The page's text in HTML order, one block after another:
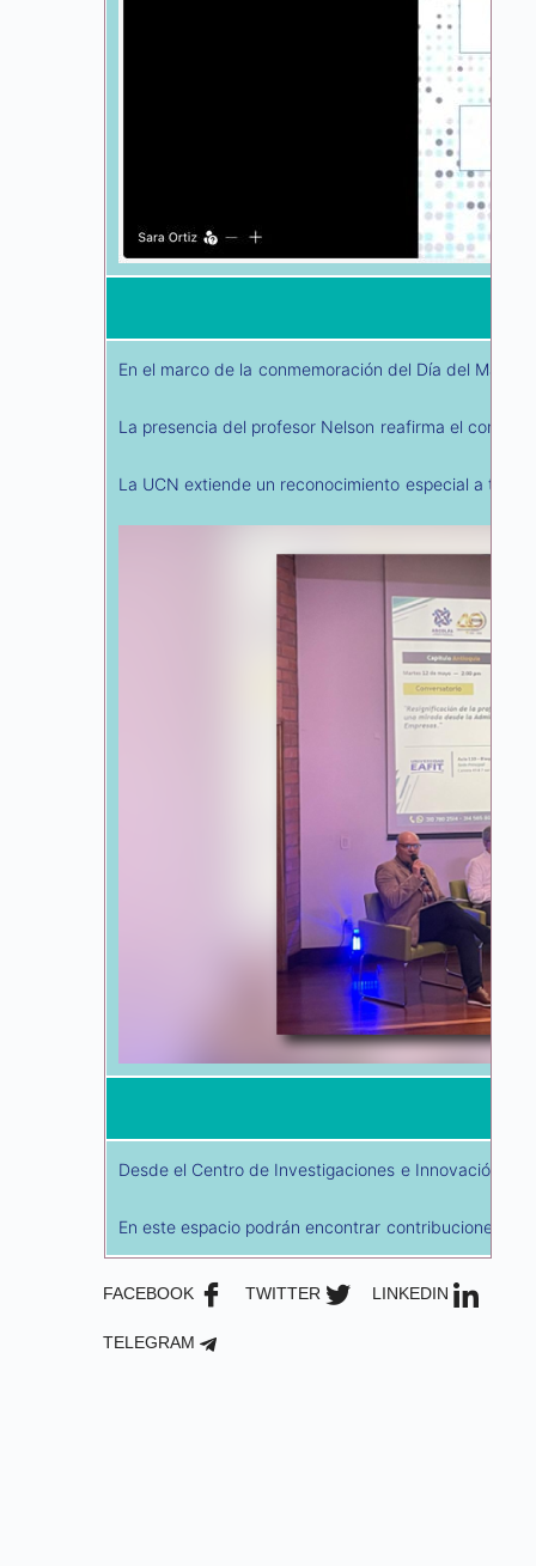
En el marco de la conmemoración del Día del
La presencia del profesor Nelson reafirma el
La UCN extiende un reconocimiento especial a
Desde el Centro de Investigaciones e Innovación,
En este espacio podrán encontrar contribuciones
FACEBOOK TWITTER LINKEDIN
TELEGRAM